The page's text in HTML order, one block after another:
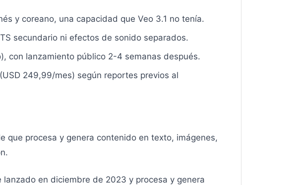
y coreano, una capacidad que Veo 3.1 no tenía.
secundario ni efectos de sonido separados.
con lanzamiento público 2-4 semanas después.
249,99/mes) según reportes previos al
que procesa y genera contenido en texto, imágenes,
en diciembre de 2023 y procesa y genera